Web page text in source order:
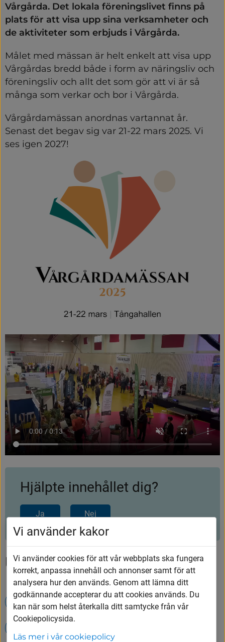
Vårgårda. Det lokala föreningslivet finns på
plats för att visa upp sina verksamheter och
de aktiviteter som erbjuds i Vårgårda.
Målet med mässan är helt enkelt att visa upp
Vårgårdas bredd både i form av näringsliv och
föreningsliv och allt det som gör att vi är så
många som verkar och bor i Vårgårda.
Vårgårdamässan anordnas vartannat år.
Senast det begav sig var 21-22 mars 2025. Vi
ses igen 2027!
Hjälpte innehållet dig?
Ja Nej
Upptäck mer
Hämtning av ditt hushållsavfall
Vi använder kakor
Vi använder cookies för att vår webbplats ska fungera
korrekt, anpassa innehåll och annonser samt för att
analysera hur den används. Genom att lämna ditt
godkännande accepterar du att cookies används. Du
kan när som helst återkalla ditt samtycke från vår
Cookiepolicysida.
Läs mer i vår cookiepolicy